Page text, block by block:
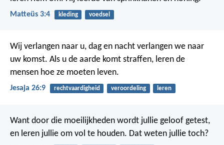
Matteüs 3:4 kleding voedsel
Wij verlangen naar u, dag en nacht verlangen we naar
uw komst. Als u de aarde komt straffen, leren de
mensen hoe ze moeten leven.
Jesaja 26:9 rechtvaardigheid veroordeling leren
Want door die moeilijkheden wordt jullie geloof getest,
en leren jullie om vol te houden. Dat weten jullie toch?